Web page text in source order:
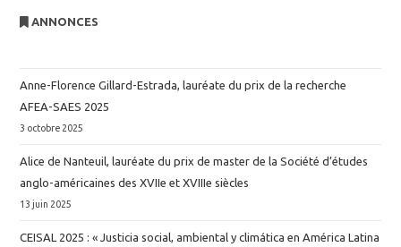
ANNONCES
Anne-Florence Gillard-Estrada, lauréate du prix de la recherche
AFEA-SAES 2025
3 octobre 2025
Alice de Nanteuil, lauréate du prix de master de la Société d’études
anglo-américaines des XVIIe et XVIIIe siècles
13 juin 2025
CEISAL 2025 : « Justicia social, ambiental y climática en América Latina